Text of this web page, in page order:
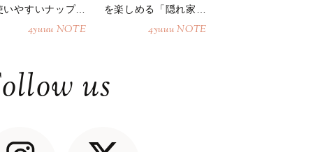
いやすいナップサ
4yuuu NOTE
を楽しめる「隠れ家カ
4yuuu NOTE
us